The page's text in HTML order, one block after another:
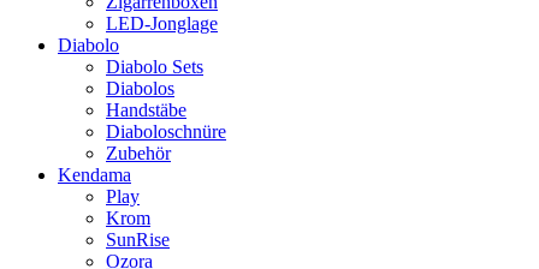
LED-Jonglage
Diabolo
Diabolo Sets
Diabolos
Handstäbe
Diaboloschnüre
Zubehör
Kendama
Play
Krom
SunRise
Ozora